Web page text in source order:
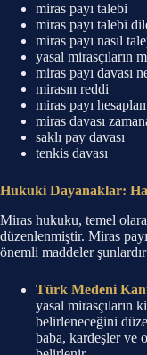
miras payı talebi
miras payı talebi
miras payı nasıl
yasal mirasçıların
miras payı davası
mirasın reddi
miras payı
miras davası
saklı pay davası
tenkis davası
Hukuki Dayanaklar:
Miras hukuku, temel
düzenlenmiştir. Miras
önemli maddeler
Türk Medeni
yasal mirasçıların
belirleneceğini
baba, kardeşler ve